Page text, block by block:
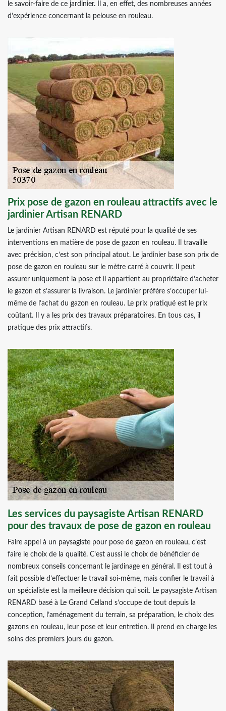
le savoir-faire de ce jardinier. Il a, en effet, des nombreuses années
d’expérience concernant la pelouse en rouleau.
Prix pose de gazon en rouleau attractifs avec le
jardinier Artisan RENARD
Le jardinier Artisan RENARD est réputé pour la qualité de ses
interventions en matière de pose de gazon en rouleau. Il travaille
avec précision, c’est son principal atout. Le jardinier base son prix de
pose de gazon en rouleau sur le mètre carré à couvrir. Il peut
assurer uniquement la pose et il appartient au propriétaire d’acheter
le gazon et s’assurer la livraison. Le jardinier préfère s’occuper lui-
même de l’achat du gazon en rouleau. Le prix pratiqué est le prix
coûtant. Il y a les prix des travaux préparatoires. En tous cas, il
pratique des prix attractifs.
Les services du paysagiste Artisan RENARD
pour des travaux de pose de gazon en rouleau
Faire appel à un paysagiste pour pose de gazon en rouleau, c’est
faire le choix de la qualité. C’est aussi le choix de bénéficier de
nombreux conseils concernant le jardinage en général. Il est tout à
fait possible d’effectuer le travail soi-même, mais confier le travail à
un spécialiste est la meilleure décision qui soit. Le paysagiste Artisan
RENARD basé à Le Grand Celland s’occupe de tout depuis la
conception, l’aménagement du terrain, sa préparation, le choix des
gazons en rouleau, leur pose et leur entretien. Il prend en charge les
soins des premiers jours du gazon.